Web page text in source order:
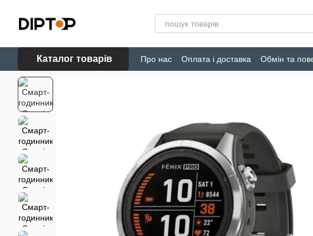
Каталог товарів Про нас Оплата і доставка Обмін та